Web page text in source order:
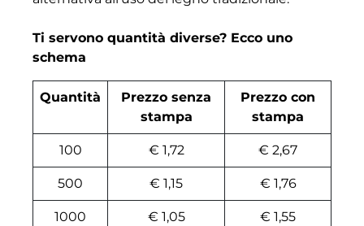
Ti servono quantità diverse? Ecco uno
schema
Quantità
Prezzo senza
stampa
Prezzo con
stampa
100 € 1,72 € 2,67
500 € 1,15 € 1,76
1000 € 1,05 € 1,55